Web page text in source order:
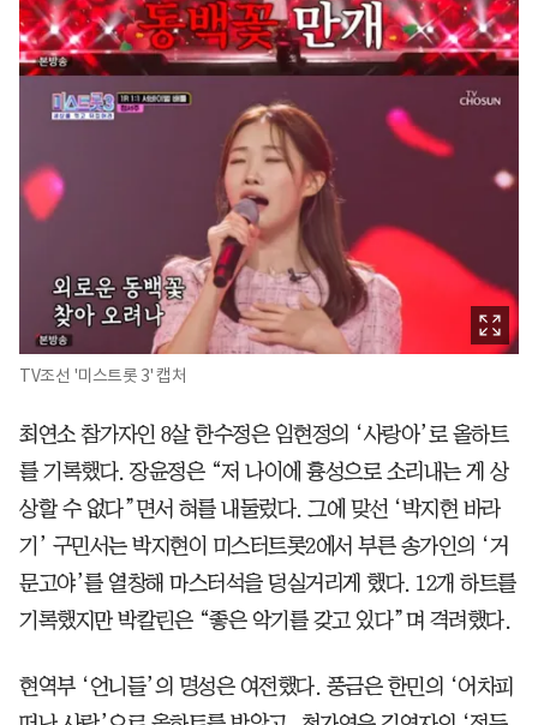
TV조선 '미스트롯 3' 캡처
최연소 참가자인 8살 한수정은 임현정의 ‘사랑아’로 올하트
를 기록했다. 장윤정은 “저 나이에 흉성으로 소리내는 게 상
상할 수 없다”면서 혀를 내둘렀다. 그에 맞선 ‘박지현 바라
기’ 구민서는 박지현이 미스터트롯2에서 부른 송가인의 ‘거
문고야’를 열창해 마스터석을 덩실거리게 했다. 12개 하트를
기록했지만 박칼린은 “좋은 악기를 갖고 있다”며 격려했다.
현역부 ‘언니들’의 명성은 여전했다. 풍금은 한민의 ‘어차피